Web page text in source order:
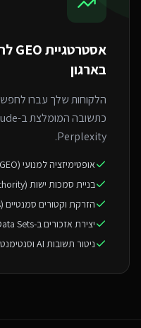
אסטרטגיית GEO ל
בארגון
Perplexity.
אופטימיזציה למנועי AI (GEO)
בניית סמכות ישות (Entity Authority)
הזרקת וקטורים סמנטיים (Vectors)
יצירת אזכורים ב-Data Sets של LLMs
ניטור תשובות AI וסנטימנט